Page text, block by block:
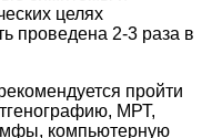
целях
проведена 2-3 раза в
пройти
МРТ,
компьютерную